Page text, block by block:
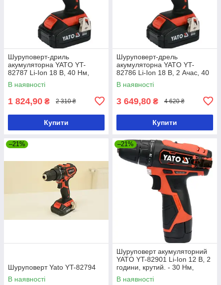
Шуруповерт-дриль
акумуляторна YATO YT-
82787 Li-Ion 18 В, 40 Нм,
he13 мм без акумулятора
В наявності
1 824,90 ₴ 2 310 ₴
Купити
Шуруповерт-дрель
акумуляторна YATO YT-
82786 Li-Ion 18 В, 2 Ачас, 40
Нм, ↓13 мм
В наявності
3 649,80 ₴ 4 620 ₴
Купити
–21%
Шуруповерт Yato YT-82794
В наявності
–21%
Шуруповерт акумуляторний
YATO YT-82901 Li-Ion 12 В, 2
години, крутий. - 30 Нм,
патрон he10 мм
В наявності